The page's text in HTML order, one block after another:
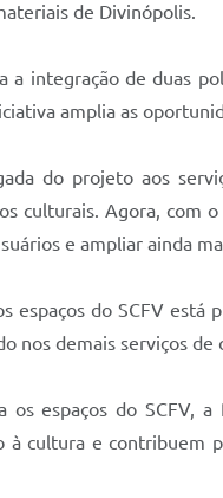
de Divinópolis.
integração de duas
amplia as
do projeto aos
culturais. Agora, com
e ampliar ainda
do SCFV está
nos demais serviços de
espaços do SCFV,
cultura e contribuem